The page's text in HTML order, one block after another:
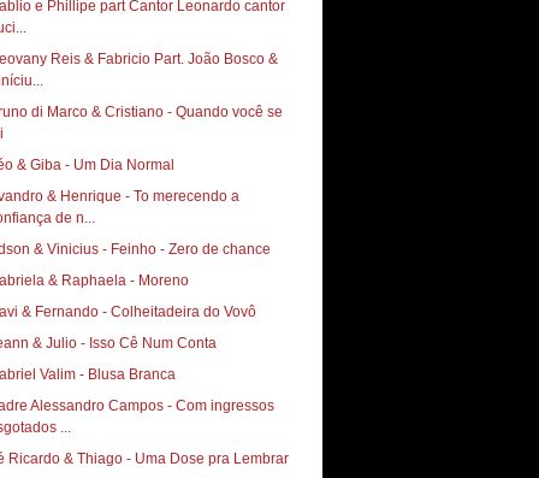
e Phillipe part Cantor Leonardo cantor
Reis & Fabricio Part. João Bosco &
di Marco & Cristiano - Quando você se
& Giba - Um Dia Normal
& Henrique - To merecendo a
de n...
& Vinicius - Feinho - Zero de chance
& Raphaela - Moreno
& Fernando - Colheitadeira do Vovô
& Julio - Isso Cê Num Conta
Valim - Blusa Branca
Alessandro Campos - Com ingressos
...
Ricardo & Thiago - Uma Dose pra Lembrar